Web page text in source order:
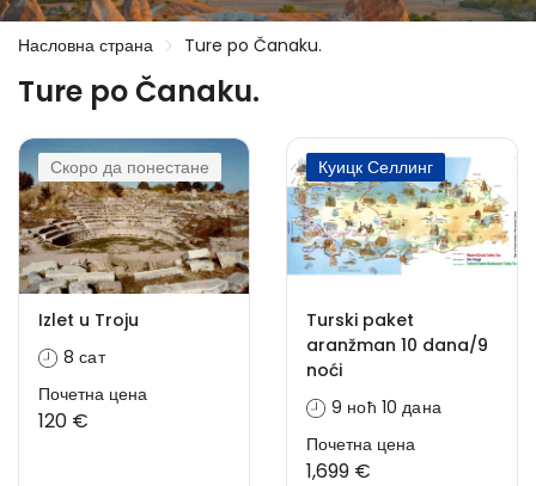
Насловна страна Ture po Čanaku.
Ture po Čanaku.
Скоро да понестане
Izlet u Troju
8 сат
Почетна цена
120 €
Куицк Селлинг
Turski paket
aranžman 10 dana/9
noći
9 ноћ 10 дана
Почетна цена
1,699 €